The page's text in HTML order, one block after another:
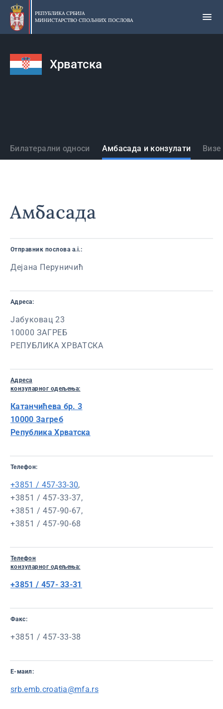
Прескочи
главни
део
РЕПУБЛИКА СРБИЈА
МИНИСТАРСТВО СПОЉНИХ ПОСЛОВА
Хрватска
Државе
Билатерални односи Амбасада и конзулати
Амбасада
Отправник послова a.i.:
Дејана Перуничић
Адреса:
Јабуковац 23
10000 ЗАГРЕБ
РЕПУБЛИКА ХРВАТСКА
Адреса
конзуларног одељења:
Катанчићева бр. 3
10000 Загреб
Република Хрватска
Телефон:
+3851 / 457-33-30,
+3851 / 457-33-37,
+3851 / 457-90-67,
+3851 / 457-90-68
Телефон
конзуларног одељења:
+3851 / 457- 33-31
Факс:
+3851 / 457-33-38
Е-маил:
srb.emb.croatia@mfa.rs